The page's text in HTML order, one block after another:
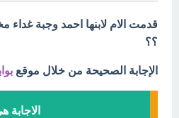
قدمت الام لابنها احمد وجبة
؟؟
الإجابة الصحيحة من خلال موقع
الاجابة